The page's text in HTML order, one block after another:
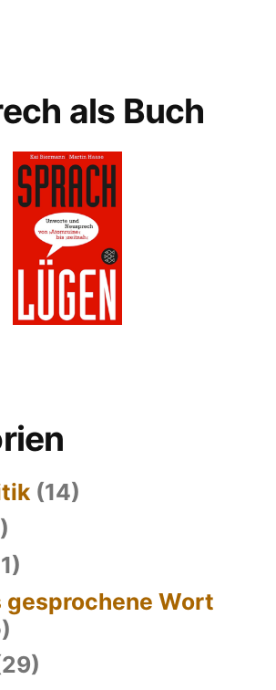
als Buch
(14)
gesprochene Wort